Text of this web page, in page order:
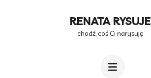
RENATA RYSUJE
chodź, coś Ci narysuję